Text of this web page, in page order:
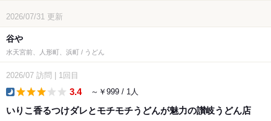
2026/07/31 更新
谷や
水天宮前、人形町、浜町 / うどん
2026/07 訪問 1回目
3.4 ～￥999 / 1人
いりこ香るつけダレとモチモチうどんが魅力の讃岐うどん店